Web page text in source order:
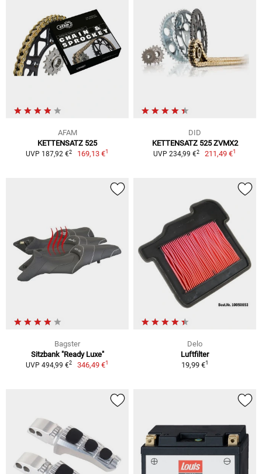
AFAM
KETTENSATZ 525
UVP 187,92 €2 169,13 €1
DID
KETTENSATZ 525 ZVMX2
UVP 234,99 €2 211,49 €1
Bagster
Sitzbank "Ready Luxe"
UVP 494,99 €2 346,49 €1
Delo
Luftfilter
19,99 €1